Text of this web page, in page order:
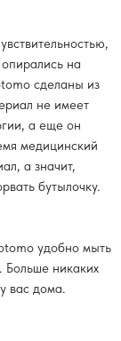
на
сделаны из
не имеет
а еще он
медицинский
а значит,
бутылочку.
удобно мыть
Больше никаких
вас дома.